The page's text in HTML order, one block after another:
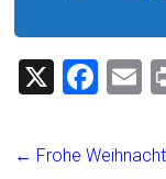
X
F
ce
E
← Frohe